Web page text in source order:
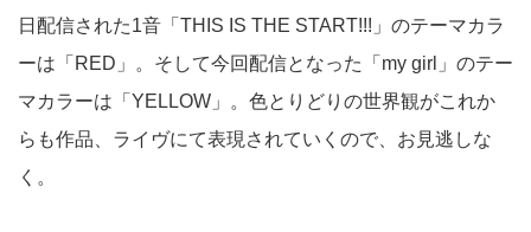
日配信された1音「THIS IS THE START!!!」のテーマカラ
ーは「RED」。そして今回配信となった「my girl」のテー
マカラーは「YELLOW」。色とりどりの世界観がこれか
らも作品、ライヴにて表現されていくので、お見逃しな
く。